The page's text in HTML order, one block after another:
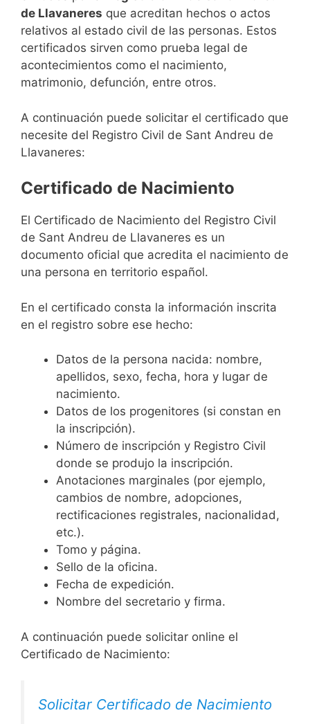
de Llavaneres que acreditan hechos o actos
relativos al estado civil de las personas. Estos
certificados sirven como prueba legal de
acontecimientos como el nacimiento,
matrimonio, defunción, entre otros.
A continuación puede solicitar el certificado que
necesite del Registro Civil de Sant Andreu de
Llavaneres:
Certificado de Nacimiento
El Certificado de Nacimiento del Registro Civil
de Sant Andreu de Llavaneres es un
documento oficial que acredita el nacimiento de
una persona en territorio español.
En el certificado consta la información inscrita
en el registro sobre ese hecho:
Datos de la persona nacida: nombre,
apellidos, sexo, fecha, hora y lugar de
nacimiento.
Datos de los progenitores (si constan en
la inscripción).
Número de inscripción y Registro Civil
donde se produjo la inscripción.
Anotaciones marginales (por ejemplo,
cambios de nombre, adopciones,
rectificaciones registrales, nacionalidad,
etc.).
Tomo y página.
Sello de la oficina.
Fecha de expedición.
Nombre del secretario y firma.
A continuación puede solicitar online el
Certificado de Nacimiento:
Solicitar Certificado de Nacimiento